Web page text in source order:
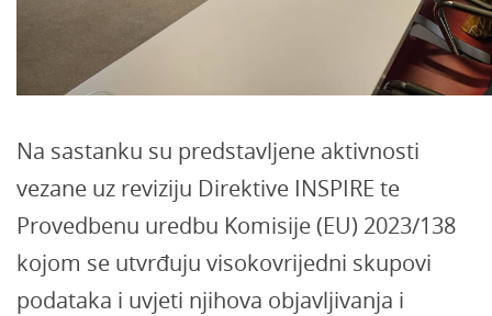
Na sastanku su predstavljene aktivnosti
vezane uz reviziju Direktive INSPIRE te
Provedbenu uredbu Komisije (EU) 2023/138
kojom se utvrđuju visokovrijedni skupovi
podataka i uvjeti njihova objavljivanja i